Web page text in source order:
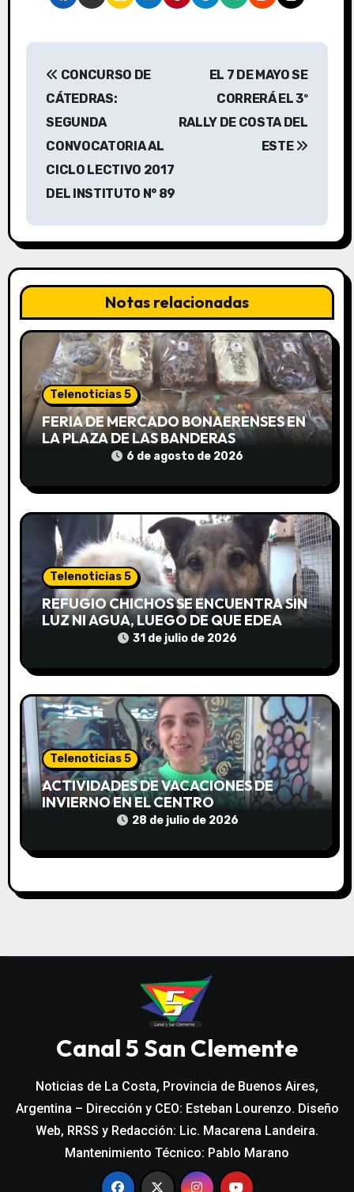
N
a
c
i
ó
d
e
e
n
t
a
d
s
CONCURSO DE
CÁTEDRAS:
SEGUNDA
CONVOCATORIA AL
CICLO LECTIVO 2017
DEL INSTITUTO N° 89
EL 7 DE MAYO SE
CORRERÁ EL 3º
RALLY DE COSTA DEL
ESTE
Notas relacionadas
Telenoticias 5
FERIA DE MERCADO BONAERENSES EN
LA PLAZA DE LAS BANDERAS
6 de agosto de 2026
Telenoticias 5
REFUGIO CHICHOS SE ENCUENTRA SIN
LUZ NI AGUA, LUEGO DE QUE EDEA
CORTARA EL SUMINISTRO SIN AVISO
31 de julio de 2026
Telenoticias 5
ACTIVIDADES DE VACACIONES DE
INVIERNO EN EL CENTRO
COMUNITARIO EL TALA
28 de julio de 2026
Canal 5 San Clemente
Noticias de La Costa, Provincia de Buenos Aires,
Argentina – Dirección y CEO: Esteban Lourenzo. Diseño
Web, RRSS y Redacción: Lic. Macarena Landeira.
Mantenimiento Técnico: Pablo Marano